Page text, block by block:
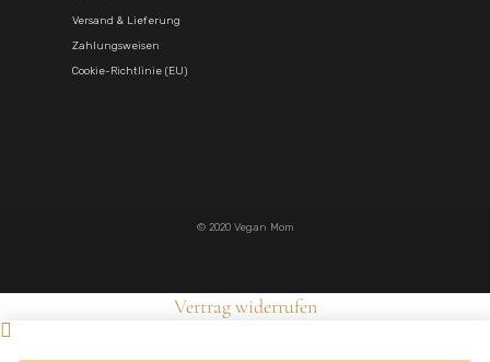
Versand & Lieferung
Zahlungsweisen
Cookie-Richtlinie (EU)
© 2020 Vegan Mom
Vertrag widerrufen